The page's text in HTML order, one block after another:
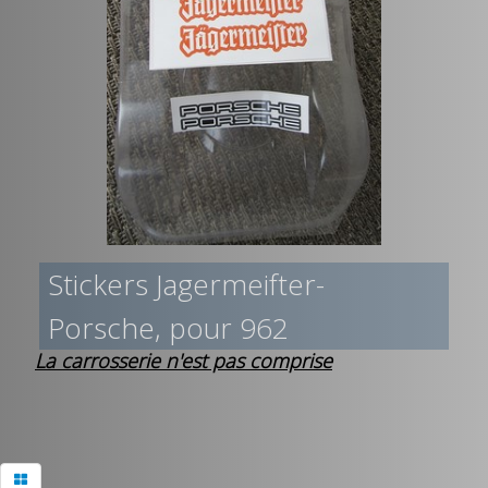
Stickers Jagermeifter-
Porsche, pour 962
La carrosserie n'est pas comprise